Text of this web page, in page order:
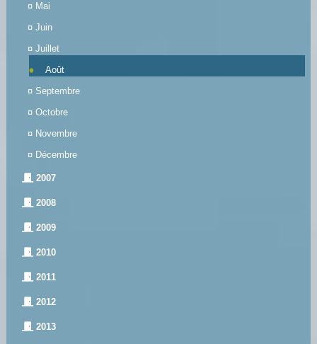
¤ Mai
¤ Juin
¤ Juillet
Août
¤ Septembre
¤ Octobre
¤ Novembre
¤ Décembre
2007
2008
2009
2010
2011
2012
2013